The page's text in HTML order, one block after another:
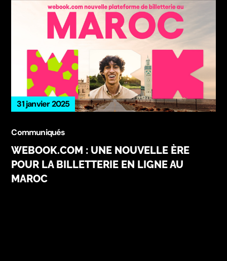
31 janvier 2025
Communiqués
WEBOOK.COM : UNE NOUVELLE ÈRE
POUR LA BILLETTERIE EN LIGNE AU
MAROC